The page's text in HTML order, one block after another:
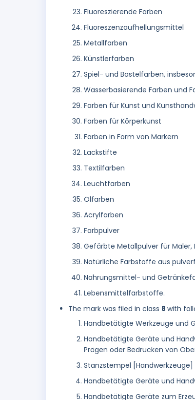
Fluoreszierende Farben
Fluoreszenzaufhellungsmittel
Metallfarben
Künstlerfarben
Spiel- und Bastelfarben,
Wasserbasierende Farben und
Farben für Kunst und
Farben für Körperkunst
Farben in Form von Markern
Lackstifte
Textilfarben
Leuchtfarben
Ölfarben
Acrylfarben
Farbpulver
Gefärbte Metallpulver für Maler,
Natürliche Farbstoffe aus
Nahrungsmittel- und
Lebensmittelfarbstoffe.
The mark was filed in class 8 with
Handbetätigte Werkzeuge und
Handbetätigte Geräte und
Prägen oder Bedrucken von
Stanzstempel [Handwerkzeuge]
Handbetätigte Geräte und
Handbetätigte Geräte zum